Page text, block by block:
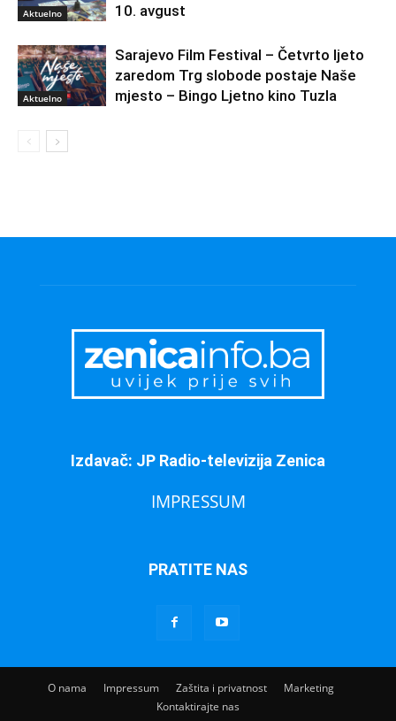
Aktuelno
10. avgust
Aktuelno
Sarajevo Film Festival – Četvrto ljeto
zaredom Trg slobode postaje Naše
mjesto – Bingo Ljetno kino Tuzla
Izdavač: JP Radio-televizija Zenica
IMPRESSUM
PRATITE NAS
O nama Impressum Zaštita i privatnost
Marketing
Kontaktirajte nas